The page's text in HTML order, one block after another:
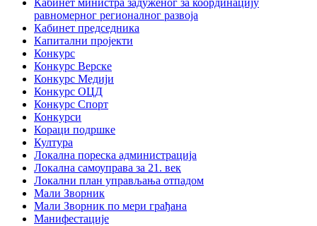
равномерног регионалног развоја
Кабинет председника
Капитални пројекти
Конкурс
Конкурс Верске
Конкурс Медији
Конкурс ОЦД
Конкурс Спорт
Конкурси
Кораци подршке
Култура
Локална пореска администрација
Локална самоуправа за 21. век
Локални план управљања отпадом
Мали Зворник
Мали Зворник по мери грађана
Манифестације